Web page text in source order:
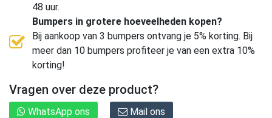
48 uur.
Bumpers in grotere hoeveelheden kopen?
Bij aankoop van 3 bumpers ontvang je 5% korting. Bij
meer dan 10 bumpers profiteer je van een extra 10%
korting!
Vragen over deze product?
WhatsApp ons Mail ons